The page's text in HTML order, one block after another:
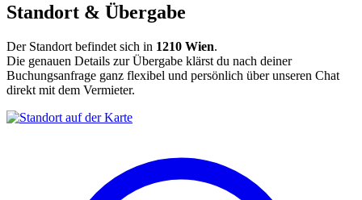
Standort & Übergabe
Der Standort befindet sich in 1210 Wien.
Die genauen Details zur Übergabe klärst du nach deiner
Buchungsanfrage ganz flexibel und persönlich über unseren Chat
direkt mit dem Vermieter.